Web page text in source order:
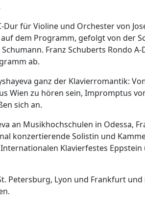
für Violine und Orchester von
dem Programm, gefolgt von der
Franz Schuberts Rondo
ab.
ganz der Klavierromantik:
Wien zu hören sein, Impromptus
sich an.
an Musikhochschulen in Odessa,
konzertierende Solistin und
Klavierfestes Eppstein
Petersburg, Lyon und Frankfurt